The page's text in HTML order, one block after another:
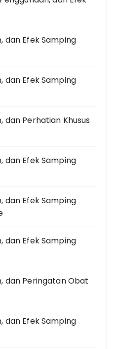
dan Efek Samping
dan Efek Samping
dan Perhatian Khusus
dan Efek Samping
dan Efek Samping
dan Efek Samping
dan Peringatan Obat
dan Efek Samping